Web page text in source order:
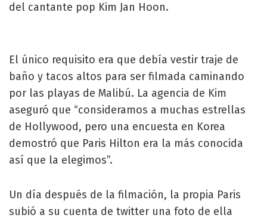
del cantante pop Kim Jan Hoon.
El único requisito era que debía vestir traje de
baño y tacos altos para ser filmada caminando
por las playas de Malibú. La agencia de Kim
aseguró que “consideramos a muchas estrellas
de Hollywood, pero una encuesta en Korea
demostró que Paris Hilton era la más conocida
así que la elegimos”.
Un día después de la filmación, la propia Paris
subió a su cuenta de twitter una foto de ella